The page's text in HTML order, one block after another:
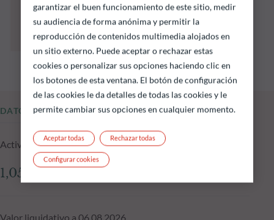
Las rentabilidades pasadas no garantizan
resultados futuros y no son constantes en el
tiempo
DATOS FUNDAMENTALES
Activos gestionados del fondo a 06.08.2026
1,056.55 M €
Valor liquidativo a 06.08.2026
garantizar el buen funcionamiento de este sitio, medir
su audiencia de forma anónima y permitir la
reproducción de contenidos multimedia alojados en
un sitio externo. Puede aceptar o rechazar estas
cookies o personalizar sus opciones haciendo clic en
los botones de esta ventana. El botón de configuración
de las cookies le da detalles de todas las cookies y le
permite cambiar sus opciones en cualquier momento.
Rechazar todas
Aceptar todas
Configurar cookies